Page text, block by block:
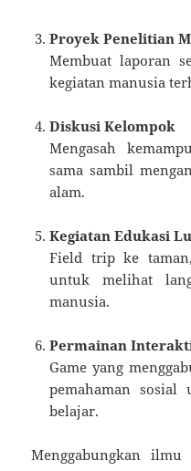
Proyek Penelitian
Membuat laporan
kegiatan manusia
Diskusi Kelompok
Mengasah
sama sambil
alam.
Kegiatan Edukasi
Field trip ke
untuk melihat
manusia.
Permainan
Game yang
pemahaman
belajar.
Menggabungkan